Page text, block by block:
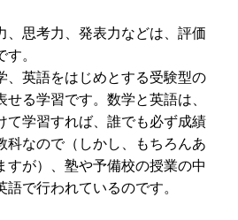
思考力、発表力などは、評価
。
英語をはじめとする受験型の
る学習です。数学と英語は、
て学習すれば、誰でも必ず成績
科なので（しかし、もちろんあ
すが）、塾や予備校の授業の中
で行われているのです。